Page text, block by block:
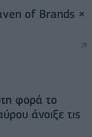
of Brands ×
φορά το
άνοιξε τις